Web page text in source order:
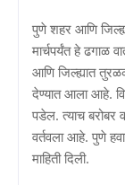
पुणे शहर आणि
मार्चपर्यंत हे ढगाळ
आणि जिल्ह्यात
देण्यात आला आहे.
पडेल. त्याच बरोबर
वर्तवला आहे. पुणे
माहिती दिली.